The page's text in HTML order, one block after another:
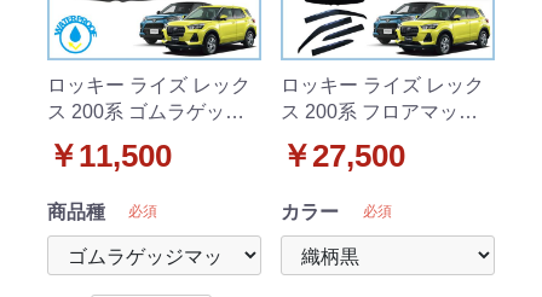
ロッキー ライズ レック
ス 200系 ゴムラゲッジ
ーマット 社外新品
￥11,500
商品種 必須
ロッキー ライズ レック
ス 200系 フロアマット
アバイザー セット 織柄
￥27,500
カラー 必須